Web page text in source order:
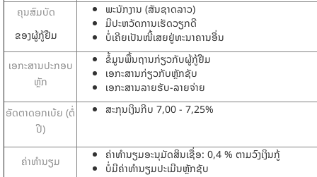
ຄຸນສົມບັດ
ຂອງຜູ້ກູ້ຢືມ
ພະນັກງານ (ສັນຊາດລາວ)
ມີປະຫວັດການເຮັດວຽກດີ
ບໍ່ເຄີຍເປັນໜີ້ເສຍຢູ່ທະນາຄານອື່ນ
ເອກະສານປະກອບ
ຫຼັກ
ຂໍ້ມູນພື້ນຖານກ່ຽວກັບຜູ້​ກູ້ຢືມ
ເອກະສານກ່ຽວກັບຫຼັກຊັບ
ເອກະສານລາຍຮັບ-ລາຍຈ່າຍ
ອັດຕາດອກເບ້ຍ (ຕໍ່
ປີ)
ສະກຸນເງິນກີບ 7,00 - 7,25%
ຄ່າທໍານຽມ
ຄ່າທໍານຽມອະນຸມັດສິນເຊື່ອ: 0,4 % ຕາມວົງເງິນກູ້
ບໍ່ມີຄ່າທໍານຽມປະເມີນຫຼັກຊັບ